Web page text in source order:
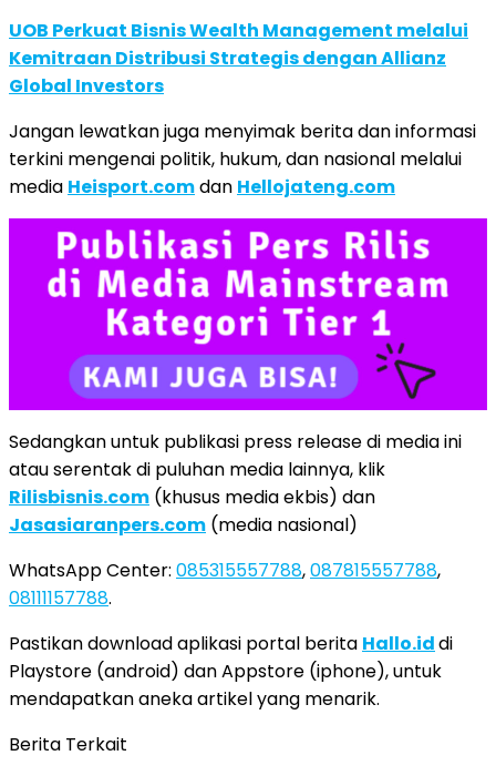
UOB Perkuat Bisnis Wealth Management melalui
Kemitraan Distribusi Strategis dengan Allianz
Global Investors
Jangan lewatkan juga menyimak berita dan informasi
terkini mengenai politik, hukum, dan nasional melalui
media Heisport.comdan Hellojateng.com
Sedangkan untuk publikasi press release di media ini
atau serentak di puluhan media lainnya, klik
Rilisbisnis.com (khusus media ekbis) dan
Jasasiaranpers.com (media nasional)
WhatsApp Center: 085315557788,087815557788,
08111157788.
Pastikan download aplikasi portal berita Hallo.iddi
Playstore (android) dan Appstore (iphone), untuk
mendapatkan aneka artikel yang menarik.
Berita Terkait